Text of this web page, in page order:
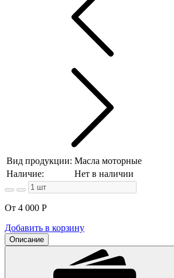
Вид продукции: Масла моторные
Наличие:
Нет в наличии
От 4 000 Р
Добавить в корзину
Описание